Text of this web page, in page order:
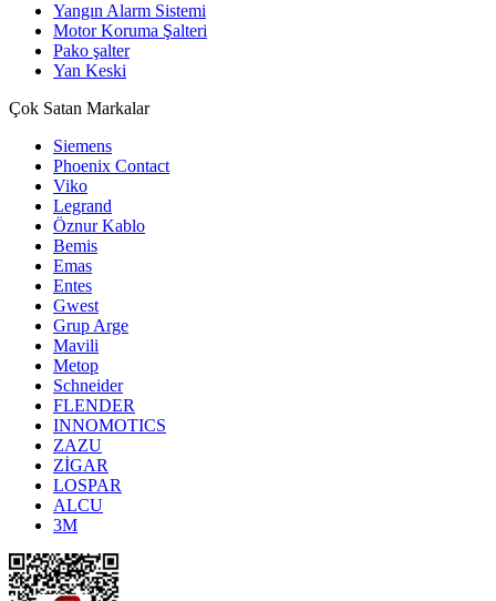
Yangın Alarm Sistemi
Motor Koruma Şalteri
Pako şalter
Yan Keski
Çok Satan Markalar
Siemens
Phoenix Contact
Viko
Legrand
Öznur Kablo
Bemis
Emas
Entes
Gwest
Grup Arge
Mavili
Metop
Schneider
FLENDER
INNOMOTICS
ZAZU
ZİGAR
LOSPAR
ALCU
3M